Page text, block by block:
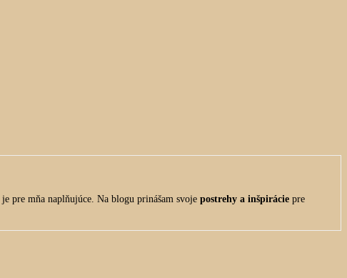
pre mňa naplňujúce. Na blogu prinášam svoje postrehy a inšpirácie pre